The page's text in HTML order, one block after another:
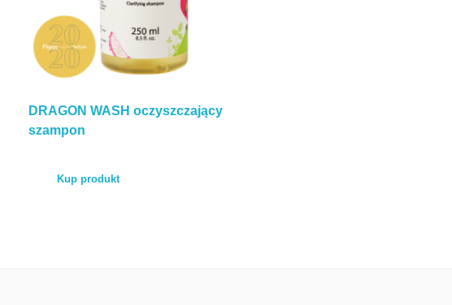
DRAGON WASH oczyszczający
szampon
Kup produkt